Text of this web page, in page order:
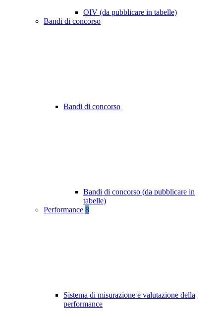
OIV (da pubblicare in tabelle)
Bandi di concorso
Bandi di concorso
Bandi di concorso (da pubblicare in
tabelle)
Performance 8
Sistema di misurazione e valutazione della
performance